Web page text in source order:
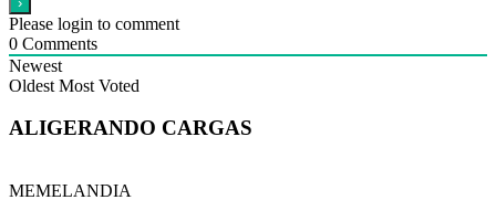
Please login to comment
0 Comments
Newest
Oldest Most Voted
ALIGERANDO CARGAS
MEMELANDIA